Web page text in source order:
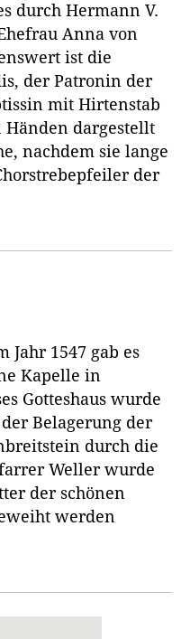
durch Hermann V.
Anna von
ist die
der Patronin der
mit Hirtenstab
dargestellt
nachdem sie lange
der
Jahr 1547 gab es
Kapelle in
Gotteshaus wurde
Belagerung der
durch die
Weller wurde
der schönen
werden